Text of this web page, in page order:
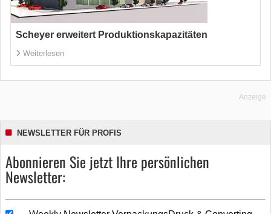
Scheyer erweitert Produktionskapazitäten
Weiterlesen
Anzeige
NEWSLETTER FÜR PROFIS
Abonnieren Sie jetzt Ihre persönlichen
Newsletter: